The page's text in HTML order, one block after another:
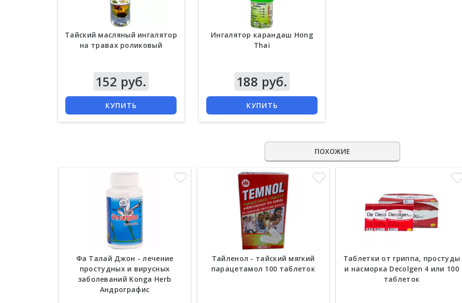
Тайский масляный ингалятор
на травах роликовый
152 руб.
КУПИТЬ
Ингалятор карандаш Hong
Thai
188 руб.
КУПИТЬ
ПОХОЖИЕ
Фа Талай Джон - лечение
простудных и вирусных
заболеваний Konga Herb
Андрографис
Тайленол - тайский мягкий
парацетамол 100 таблеток
Таблетки от гриппа, простуды
и насморка Decolgen 4 или 100
таблеток